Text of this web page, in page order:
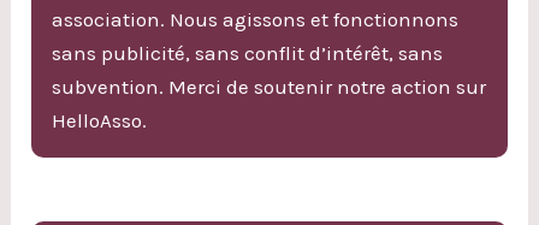
association. Nous agissons et fonctionnons
sans publicité, sans conflit d’intérêt, sans
subvention. Merci de soutenir notre action sur
HelloAsso.